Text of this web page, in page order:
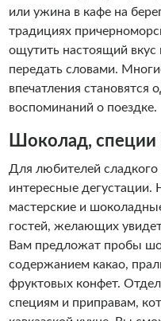
или ужина в кафе на
традициях
ощутить настоящий
передать словами.
впечатления становятся
воспоминаний о поездке.
Шоколад, специи
Для любителей
интересные дегустации.
мастерские и
гостей, желающих
Вам предложат пробы
содержанием какао,
фруктовых конфет.
специям и приправам,